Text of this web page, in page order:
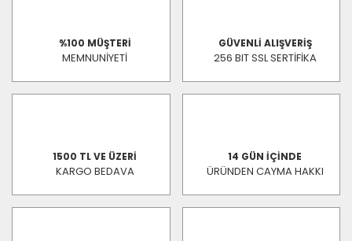
%100 MÜŞTERİ
MEMNUNİYETİ
GÜVENLİ ALIŞVERİŞ
256 BIT SSL SERTİFİKA
1500 TL VE ÜZERİ
KARGO BEDAVA
14 GÜN İÇİNDE
ÜRÜNDEN CAYMA HAKKI